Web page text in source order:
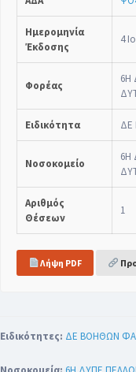
Ημερομηνία
Έκδοσης
4
Φορέας
6Η
Ειδικότητα ΔΕ
Νοσοκομείο
6Η
Αριθμός
Θέσεων
1
Λήψη PDF
Ειδικότητες: ΔΕ ΒΟΗΘΩΝ